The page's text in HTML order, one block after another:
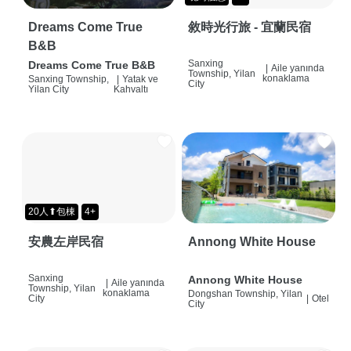
Dreams Come True
B&B
Dreams Come True B&B
Sanxing Township,
Yilan City
| Yatak ve
Kahvaltı
敘時光行旅 - 宜蘭民宿
Sanxing
Township, Yilan
City
Aile yanında
konaklama
20人⬆包棟 4+
安農左岸民宿
Sanxing
Township, Yilan
City
Aile yanında
konaklama
Annong White House
Annong White House
Dongshan Township, Yilan
City
Otel